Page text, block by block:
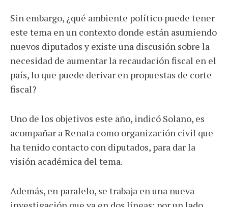
Sin embargo, ¿qué ambiente político puede tener
este tema en un contexto donde están asumiendo
nuevos diputados y existe una discusión sobre la
necesidad de aumentar la recaudación fiscal en el
país, lo que puede derivar en propuestas de corte
fiscal?
Uno de los objetivos este año, indicó Solano, es
acompañar a Renata como organización civil que
ha tenido contacto con diputados, para dar la
visión académica del tema.
Además, en paralelo, se trabaja en una nueva